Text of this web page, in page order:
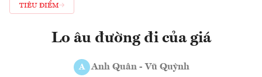
TIÊU ĐIỂM
Lo âu đường đi của giá
A Anh Quân - Vũ Quỳnh